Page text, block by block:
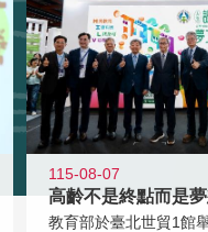
115-08-07
教育部於臺北世貿1館